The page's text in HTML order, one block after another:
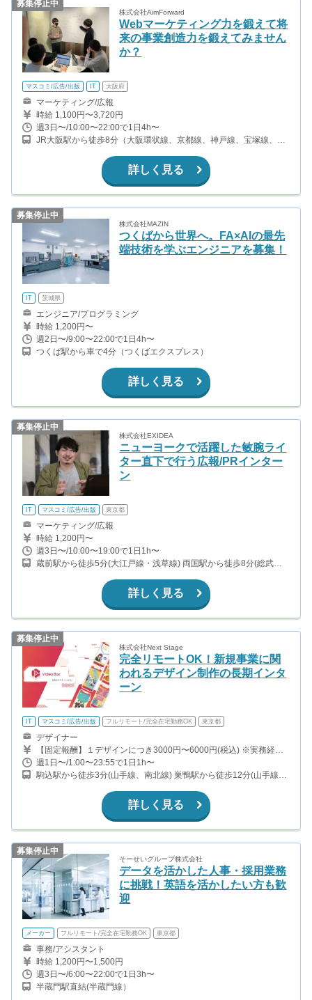
募集停止中
株式会社AimForward
Webマーケティング力を鍛えて将
来の事業創造力を鍛えてみません
か？
マスコミ/広告/出版 IT 大阪府
マーケティング/広報
時給 1,100円〜3,720円
週3日〜/10:00〜22:00で1日4h〜
JR大阪駅から徒歩8分（大阪環状線、京都線、神戸線、宝塚線、ほ
詳しく見る
募集停止中
株式会社MAZIN
つくばから世界へ。FA×AIの最先
端技術を学ぶエンジニアを募集！
IT 茨城県
エンジニア/プログラミング
時給 1,200円〜
週2日〜/9:00〜22:00で1日4h〜
つくば駅から車で4分（つくばエクスプレス）
詳しく見る
募集停止中
株式会社EXIDEA
ニューヨークで活躍した敏腕ライ
ター直下で行う広報/PRインター
ン
IT マスコミ/広告/出版 東京都
マーケティング/広報
時給 1,200円〜
週3日〜/10:00〜19:00で1日1h〜
蔵前駅から徒歩5分(大江戸線・浅草線) 両国駅から徒歩8分(総武
詳しく見る
募集停止中
株式会社Next Stage
完全リモートOK！新規事業に関
われるデザイン制作の長期インタ
ーン
IT マスコミ/広告/出版 フルリモート/完全在宅勤務OK 東京都
デザイナー
【固定報酬】１デザインにつき3000円〜6000円(税込) ※実務経験
の有無、能力によって別途報酬額は設定させて頂きます。
週1日〜/1:00〜23:55で1日1h〜
駒込駅から徒歩3分(山手線、南北線) 巣鴨駅から徒歩12分(山手線、
詳しく見る
募集停止中
そーせいグループ株式会社
データを活かした人事・採用業務
に挑戦！英語を活かしたい方も歓
迎
メーカー フルリモート/完全在宅勤務OK 東京都
事務/アシスタント
時給 1,200円〜1,500円
週3日〜/6:00〜22:00で1日3h〜
半蔵門駅直結(半蔵門線）